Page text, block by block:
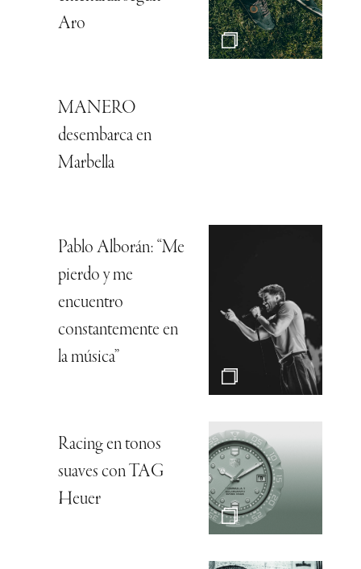
Aro
MANERO
desembarca en
Marbella
Pablo Alborán: “Me
pierdo y me
encuentro
constantemente en
la música”
Racing en tonos
suaves con TAG
Heuer